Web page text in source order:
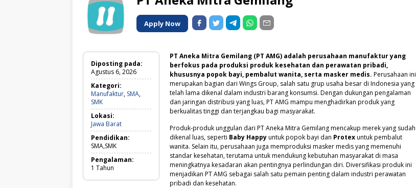
Apply Now
Diposting pada:
Agustus 6, 2026
Kategori:
Manufaktur, SMA,
SMKManufaktur,
SMA,
SMK
Lokasi:
Jawa BaratJawa
Barat
Pendidikan:
SMA,SMK
Pengalaman:
1 Tahun
PT Aneka Mitra Gemilang (PT AMG) adalah perusahaan manufaktur yang
berfokus pada produksi produk kesehatan dan perawatan pribadi,
khususnya popok bayi, pembalut wanita, serta masker medis. Perusahaan ini
merupakan bagian dari Wings Group, salah satu grup usaha besar di Indonesia yang
telah lama dikenal dalam industri barang konsumsi. Dengan dukungan pengalaman
dan jaringan distribusi yang luas, PT AMG mampu menghadirkan produk yang
berkualitas tinggi dan terjangkau bagi masyarakat.
Produk-produk unggulan dari PT Aneka Mitra Gemilang mencakup merek yang sudah
dikenal luas, seperti Baby Happyuntuk popok bayi dan Protexuntuk pembalut
wanita. Selain itu, perusahaan juga memproduksi masker medis yang memenuhi
standar kesehatan, terutama untuk mendukung kebutuhan masyarakat di masa
meningkatnya kesadaran akan pentingnya perlindungan diri. Diversifikasi produk ini
menjadikan PT AMG sebagai salah satu pemain penting dalam industri perawatan
pribadi dan kesehatan.